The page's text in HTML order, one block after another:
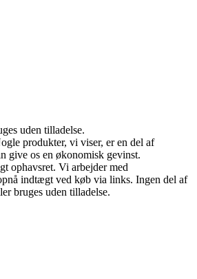
uden tilladelse.
produkter, vi viser, er en del af
give os en økonomisk gevinst.
ophavsret. Vi arbejder med
indtægt ved køb via links. Ingen del af
bruges uden tilladelse.